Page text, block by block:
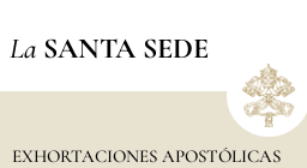
La SANTA SEDE
EXHORTACIONES APOSTÓLICAS